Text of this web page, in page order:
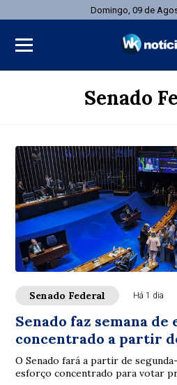
Domingo, 09 de
Senado
Senado Federal Há 1 dia
Senado faz semana de
concentrado a partir
O Senado fará a partir de
esforço concentrado para votar